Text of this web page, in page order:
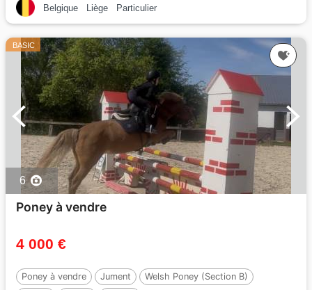
Belgique Liège Particulier
BASIC
6
Poney à vendre
4 000 €
Poney à vendre Jument
Welsh Poney (Section B)